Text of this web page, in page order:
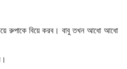
রুপাকে বিয়ে করব। বাবু তখন আধো আধো